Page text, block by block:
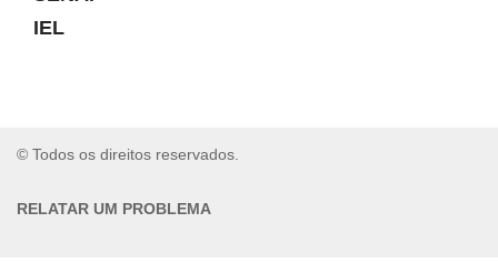
IEL
© Todos os direitos reservados.
RELATAR UM PROBLEMA